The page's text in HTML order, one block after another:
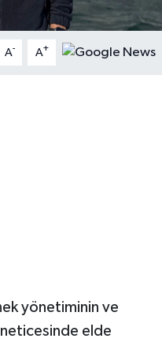
A- A+
yönetiminin ve
neticesinde elde